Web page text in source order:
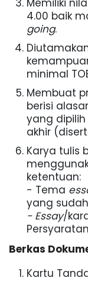
Memiliki
4.00 baik
going.
minimal
Membuat
berisi
yang
akhir
Karya tulis
ketentuan:
- Tema
yang
- Essay/
Berkas
Kartu